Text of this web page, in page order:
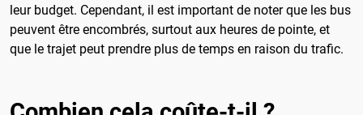
leur budget. Cependant, il est important de noter que les bus
peuvent être encombrés, surtout aux heures de pointe, et
que le trajet peut prendre plus de temps en raison du trafic.